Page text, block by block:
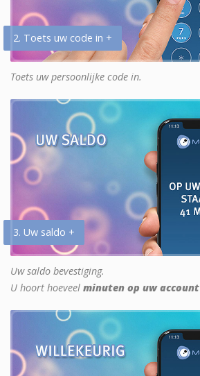
2. Toets uw code in +
Toets uw persoonlijke code in.
3. Uw saldo +
Uw saldo bevestiging.
U hoort hoeveel minuten op uw account